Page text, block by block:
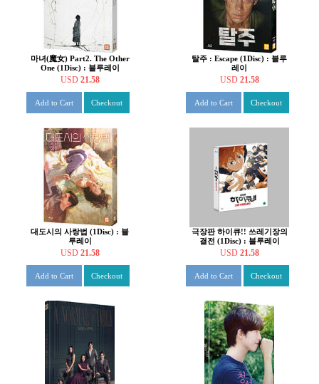
마녀(魔女) Part2. The Other
One (1Disc) : 블루레이
USD 21.58
Add to Cart Checkout
탈주 : Escape (1Disc) : 블루
레이
USD 21.58
Add to Cart Checkout
대도시의 사랑법 (1Disc) : 블
루레이
USD 21.58
Add to Cart Checkout
극장판 하이큐!! 쓰레기장의
결전 (1Disc) : 블루레이
USD 21.58
Add to Cart Checkout